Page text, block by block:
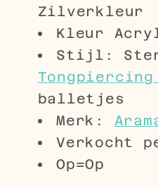
Zilverkleur
Kleur
Stijl:
balletjes
Merk:
Verkocht
Op=Op